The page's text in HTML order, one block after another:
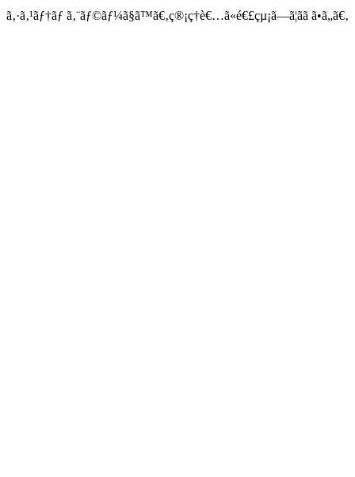
ã‚·ã‚¹ãƒ†ãƒ ã‚¨ãƒ©ãƒ¼ã§ã™ã€‚ç®¡ç†è€…ã«é€£çµ¡ã—ã¦ãã ã•ã„ã€‚